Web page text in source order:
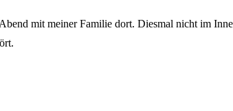
mit meiner Familie dort. Diesmal nicht im